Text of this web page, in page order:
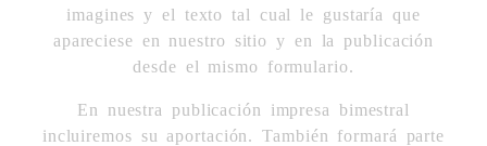
imagines y el texto tal cual le gustaría que
apareciese en nuestro sitio y en la publicación
desde el mismo formulario.
En nuestra publicación impresa bimestral
incluiremos su aportación. También formará parte